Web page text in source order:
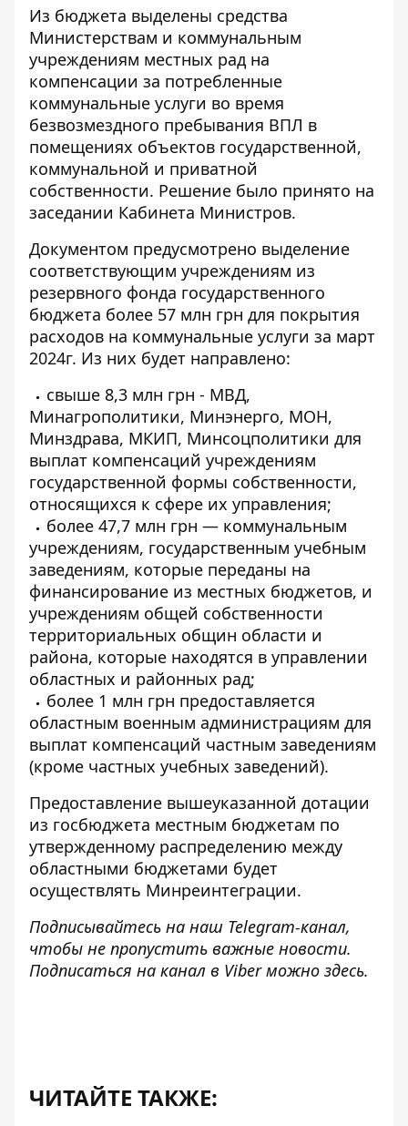
Из бюджета выделены средства
Министерствам и коммунальным
учреждениям местных рад на
компенсации за потребленные
коммунальные услуги во время
безвозмездного пребывания ВПЛ в
помещениях объектов государственной,
коммунальной и приватной
собственности. Решение было принято на
заседании Кабинета Министров.
Документом предусмотрено выделение
соответствующим учреждениям из
резервного фонда государственного
бюджета более 57 млн ​​грн для покрытия
расходов на коммунальные услуги за март
2024г. Из них будет направлено:
свыше 8,3 млн грн - МВД,
Минагрополитики, Минэнерго, МОН,
Минздрава, МКИП, Минсоцполитики для
выплат компенсаций учреждениям
государственной формы собственности,
относящихся к сфере их управления;
более 47,7 млн ​​грн — коммунальным
учреждениям, государственным учебным
заведениям, которые переданы на
финансирование из местных бюджетов, и
учреждениям общей собственности
территориальных общин области и
района, которые находятся в управлении
областных и районных рад;
более 1 млн грн предоставляется
областным военным администрациям для
выплат компенсаций частным заведениям
(кроме частных учебных заведений).
Предоставление вышеуказанной дотации
из госбюджета местным бюджетам по
утвержденному распределению между
областными бюджетами будет
осуществлять Минреинтеграции.
Подписывайтесь на наш Telegram-канал,
чтобы не пропустить важные новости.
Подписаться на канал в Viber можно здесь.
ЧИТАЙТЕ ТАКЖЕ: